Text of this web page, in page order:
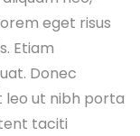
eget risus
Etiam
Donec
leo ut nibh porta
taciti